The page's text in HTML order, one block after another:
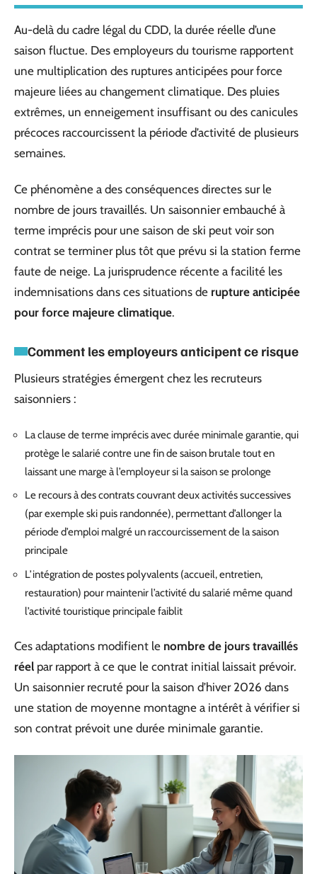
Au-delà du cadre légal du CDD, la durée réelle d’une
saison fluctue. Des employeurs du tourisme rapportent
une multiplication des ruptures anticipées pour force
majeure liées au changement climatique. Des pluies
extrêmes, un enneigement insuffisant ou des canicules
précoces raccourcissent la période d’activité de plusieurs
semaines.
Ce phénomène a des conséquences directes sur le
nombre de jours travaillés. Un saisonnier embauché à
terme imprécis pour une saison de ski peut voir son
contrat se terminer plus tôt que prévu si la station ferme
faute de neige. La jurisprudence récente a facilité les
indemnisations dans ces situations de rupture anticipée
pour force majeure climatique.
Comment les employeurs anticipent ce risque
Plusieurs stratégies émergent chez les recruteurs
saisonniers :
La clause de terme imprécis avec durée minimale garantie, qui
protège le salarié contre une fin de saison brutale tout en
laissant une marge à l’employeur si la saison se prolonge
Le recours à des contrats couvrant deux activités successives
(par exemple ski puis randonnée), permettant d’allonger la
période d’emploi malgré un raccourcissement de la saison
principale
L’intégration de postes polyvalents (accueil, entretien,
restauration) pour maintenir l’activité du salarié même quand
l’activité touristique principale faiblit
Ces adaptations modifient le nombre de jours travaillés
réel par rapport à ce que le contrat initial laissait prévoir.
Un saisonnier recruté pour la saison d’hiver 2026 dans
une station de moyenne montagne a intérêt à vérifier si
son contrat prévoit une durée minimale garantie.